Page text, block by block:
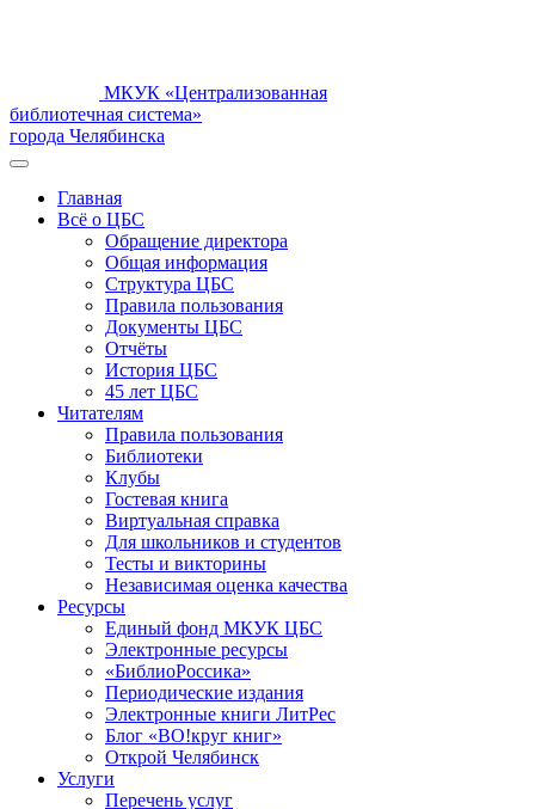
МКУК «Централизованная
библиотечная система»
города Челябинска
Главная
Всё о ЦБС
Обращение директора
Общая информация
Структура ЦБС
Правила пользования
Документы ЦБС
Отчёты
История ЦБС
45 лет ЦБС
Читателям
Правила пользования
Библиотеки
Клубы
Гостевая книга
Виртуальная справка
Для школьников и студентов
Тесты и викторины
Независимая оценка качества
Ресурсы
Единый фонд МКУК ЦБС
Электронные ресурсы
«БиблиоРоссика»
Периодические издания
Электронные книги ЛитРес
Блог «ВО!круг книг»
Открой Челябинск
Услуги
Перечень услуг